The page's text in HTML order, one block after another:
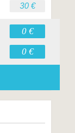
30 €
0 €
0 €